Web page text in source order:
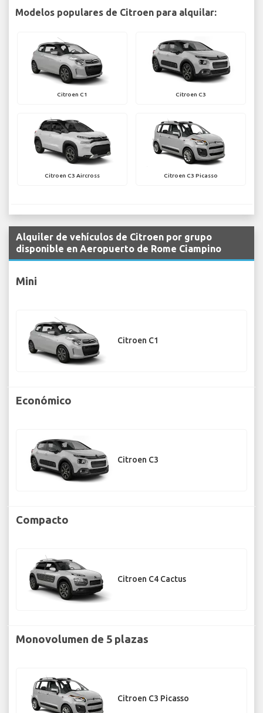
Modelos populares de Citroen para alquilar:
Citroen C1 Citroen C3
Citroen C3 Aircross Citroen C3 Picasso
Alquiler de vehículos de Citroen por grupo
disponible en Aeropuerto de Rome Ciampino
Mini
Citroen C1
Económico
Citroen C3
Compacto
Citroen C4 Cactus
Monovolumen de 5 plazas
Citroen C3 Picasso